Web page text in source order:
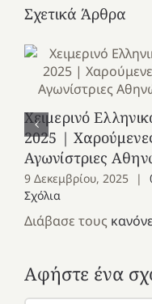
Σχετικά Άρθρα
Χειμερινό
2025 |
Αγωνίστριες
9 Δεκεμβρίου, 2025 |
Σχόλια
Διάβασε τους
Αφήστε ένα